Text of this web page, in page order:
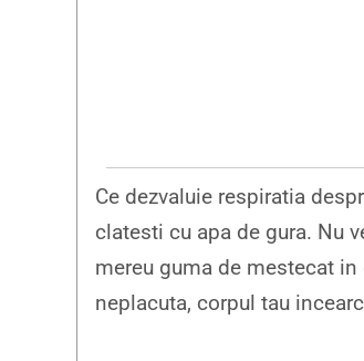
Ce dezvaluie respiratia
clatesti cu apa de gura. Nu
mereu guma de mestecat
neplacuta, corpul tau